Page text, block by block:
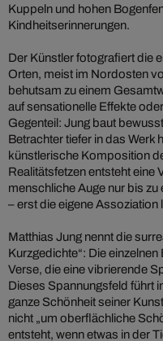
Kuppeln und hohen
Kindheitserinnerungen.
Der Künstler fotografiert die
Orten, meist im Nordosten
behutsam zu einem
auf sensationelle Effekte
Gegenteil: Jung baut
Betrachter tiefer in das Werk
künstlerische Komposition
Realitätsfetzen entsteht eine
menschliche Auge nur bis
– erst die eigene
Matthias Jung nennt die
Kurzgedichte“: Die
Verse, die eine vibrierende
Dieses Spannungsfeld führt
ganze Schönheit seiner
nicht „um oberflächliche
entsteht, wenn etwas in der